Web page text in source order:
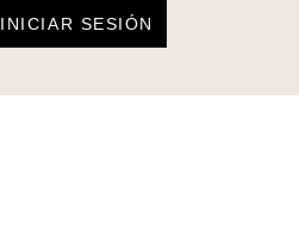
INICIAR SESIÓN